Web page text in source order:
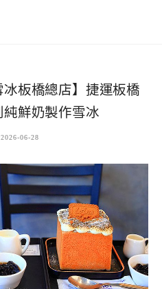
板橋總店】捷運板橋
鮮奶製作雪冰
2026-06-28